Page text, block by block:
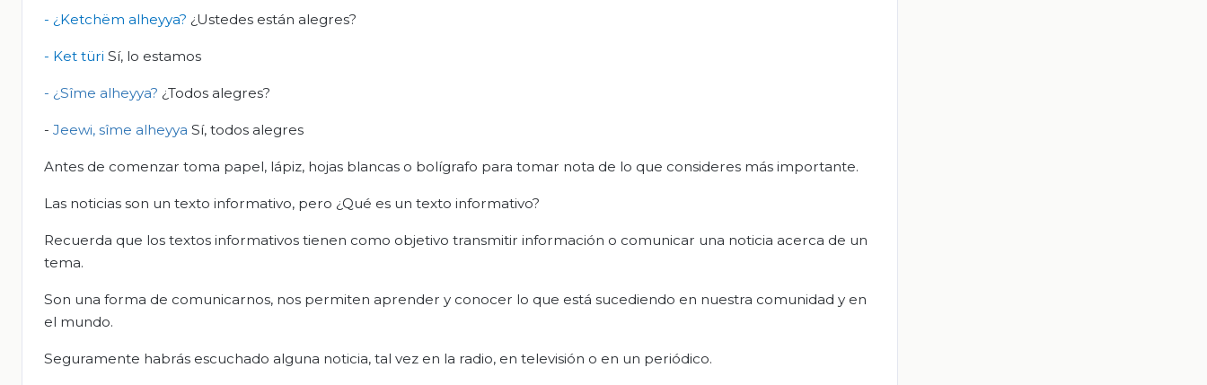
- ¿ Ketchëm alheyya? ¿Ustedes están alegres?
- Ket türi Sí, lo estamos
- ¿Sîme alheyya? ¿Todos alegres?
- Jeewi, sîme alheyya Sí, todos alegres
Antes de comenzar toma papel, lápiz, hojas blancas o bolígrafo para tomar nota de lo que consideres más importante.
Las noticias son un texto informativo, pero ¿Qué es un texto informativo?
Recuerda que los textos informativos tienen como objetivo transmitir información o comunicar una noticia acerca de un
tema.
Son una forma de comunicarnos, nos permiten aprender y conocer lo que está sucediendo en nuestra comunidad y en
el mundo.
Seguramente habrás escuchado alguna noticia, tal vez en la radio, en televisión o en un periódico.